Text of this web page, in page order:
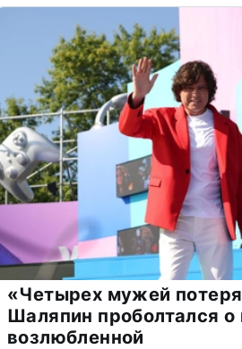
«Четырех мужей
Шаляпин проболтался о
возлюбленной